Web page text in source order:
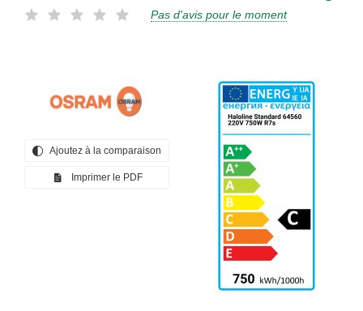
Pas d'avis pour le moment
Ajoutez à la comparaison
Imprimer le PDF